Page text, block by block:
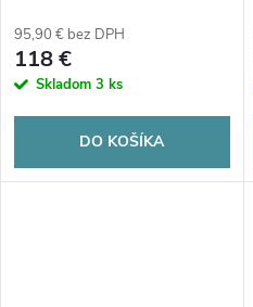
95,90 € bez DPH
118 €
Skladom 3 ks
DO KOŠÍKA